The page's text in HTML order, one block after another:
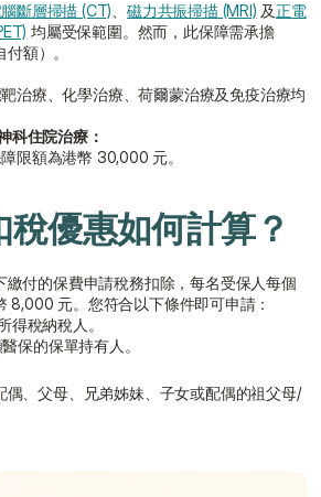
斷層掃描 (CT) 、磁力共振掃描 (MRI) 及正電
均屬受保範圍。然而，此保障需承擔
付額）。
治療、化學治療、荷爾蒙治療及免疫治療均
科住院治療：
限額為港幣 30,000 元。
稅優惠如何計算？
繳付的保費申請稅務扣除，每名受保人每個
8,000 元。您符合以下條件即可申請：
得稅納稅人。
保的保單持有人。
偶、父母、兄弟姊妹、子女或配偶的祖父母/